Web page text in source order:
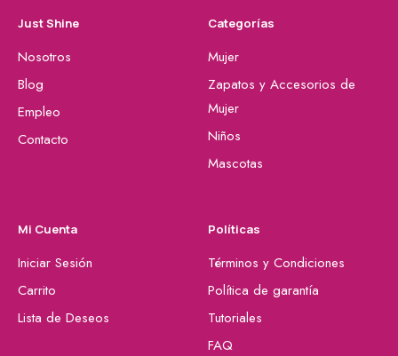
Just Shine
Nosotros
Blog
Empleo
Contacto
Categorías
Mujer
Zapatos y Accesorios de
Mujer
Niños
Mascotas
Mi Cuenta
Iniciar Sesión
Carrito
Lista de Deseos
Políticas
Términos y Condiciones
Política de garantía
Tutoriales
FAQ